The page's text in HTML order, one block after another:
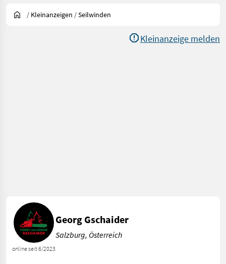
/ Kleinanzeigen /Seilwinden
Kleinanzeige melden
online seit 6/2023
Georg Gschaider
Salzburg, Österreich